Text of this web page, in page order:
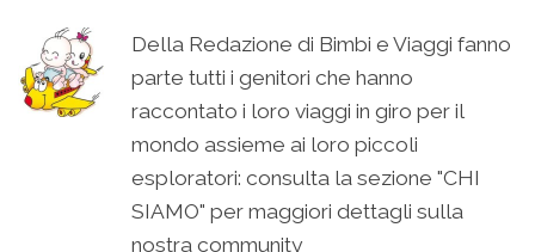
Della Redazione di Bimbi e Viaggi fanno
parte tutti i genitori che hanno
raccontato i loro viaggi in giro per il
mondo assieme ai loro piccoli
esploratori: consulta la sezione "CHI
SIAMO" per maggiori dettagli sulla
nostra community